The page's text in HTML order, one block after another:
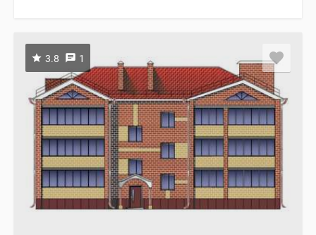
3.8 1